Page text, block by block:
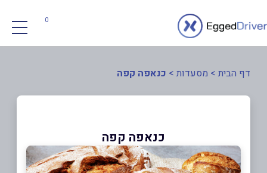
0
דף הבית > מסעדות > כנאפה קפה
כנאפה קפה